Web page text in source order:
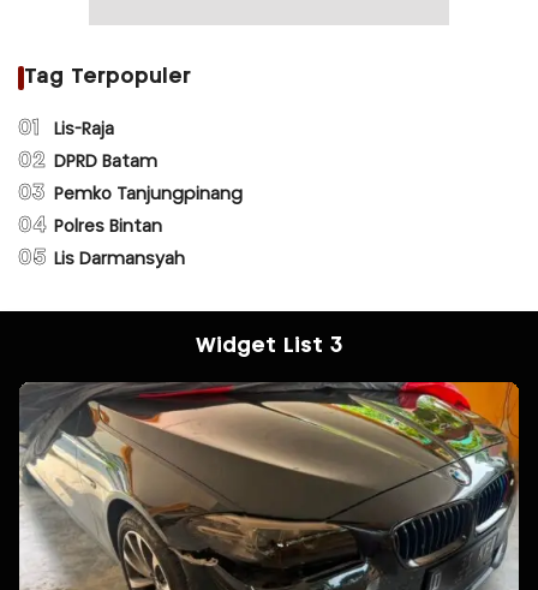
Tag Terpopuler
01 Lis-Raja
02 DPRD Batam
03 Pemko Tanjungpinang
04 Polres Bintan
05 Lis Darmansyah
Widget List 3